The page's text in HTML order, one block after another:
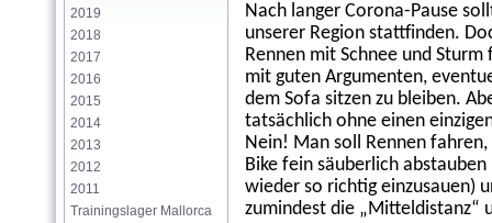
2019
2018
2017
2016
2015
2014
2013
2012
2011
Trainingslager Mallorca
Nach langer Corona-Pause
unserer Region stattfinden.
Rennen mit Schnee und
mit guten Argumenten,
dem Sofa sitzen zu bleiben.
tatsächlich ohne einen
Nein! Man soll Rennen
Bike fein säuberlich
wieder so richtig einzusauen)
zumindest die „Mitteldistanz“